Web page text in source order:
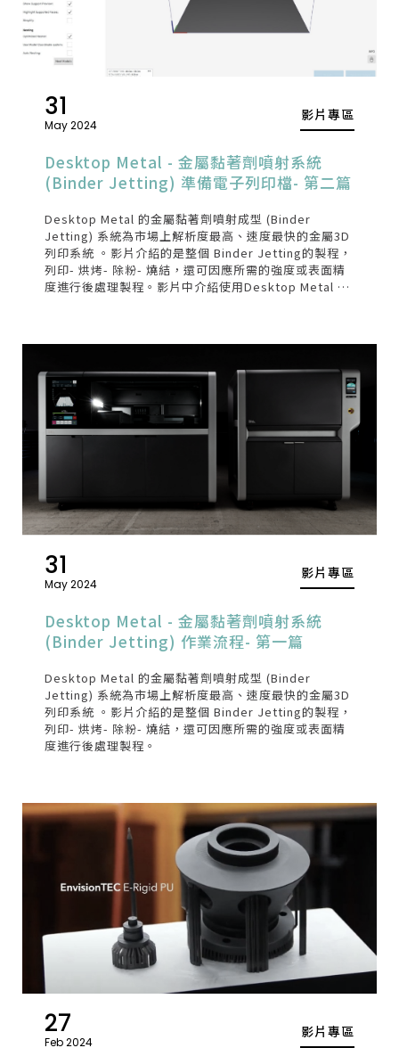
31
May 2024
影片專區
Desktop Metal - 金屬黏著劑噴射系統
(Binder Jetting) 準備電子列印檔- 第二篇
Desktop Metal 的金屬黏著劑噴射成型 (Binder
Jetting) 系統為市場上解析度最高、速度最快的金屬3D
列印系統 。影片介紹的是整個 Binder Jetting的製程，
列印- 烘烤- 除粉- 燒結，還可因應所需的強度或表面精
度進行後處理製程。影片中介紹使用Desktop Metal 的
31
May 2024
影片專區
Desktop Metal - 金屬黏著劑噴射系統
(Binder Jetting) 作業流程- 第一篇
Desktop Metal 的金屬黏著劑噴射成型 (Binder
Jetting) 系統為市場上解析度最高、速度最快的金屬3D
列印系統 。影片介紹的是整個 Binder Jetting的製程，
列印- 烘烤- 除粉- 燒結，還可因應所需的強度或表面精
度進行後處理製程。
27
Feb 2024
影片專區